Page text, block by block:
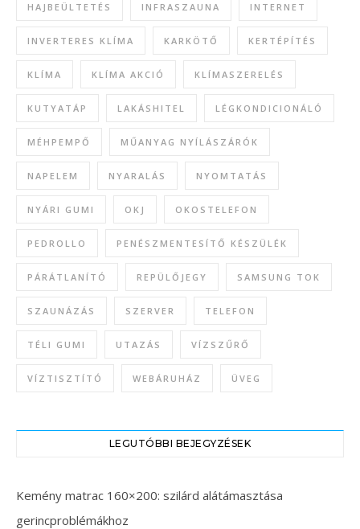
HAJBEÜLTETÉS INFRASZAUNA INTERNET
INVERTERES KLÍMA KARKÖTŐ KERTÉPÍTÉS
KLÍMA KLÍMA AKCIÓ KLÍMASZERELÉS
KUTYATÁP LAKÁSHITEL LÉGKONDICIONÁLÓ
MÉHPEMPŐ MŰANYAG NYÍLÁSZÁRÓK
NAPELEM NYARALÁS NYOMTATÁS
NYÁRI GUMI OKJ OKOSTELEFON
PEDROLLO PENÉSZMENTESÍTŐ KÉSZÜLÉK
PÁRÁTLANÍTÓ REPÜLŐJEGY SAMSUNG TOK
SZAUNÁZÁS SZERVER TELEFON
TÉLI GUMI UTAZÁS VÍZSZŰRŐ
VÍZTISZTÍTÓ WEBÁRUHÁZ ÜVEG
LEGUTÓBBI BEJEGYZÉSEK
Kemény matrac 160×200: szilárd alátámasztása
gerincproblémákhoz